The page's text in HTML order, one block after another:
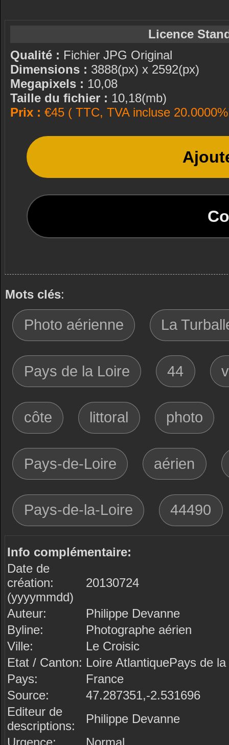
Licence
Qualité : Fichier JPG Original
Dimensions : 3888(px) x 2592(px)
Megapixels : 10,08
Taille du fichier : 10,18(mb)
Prix : €45 ( TTC, TVA incluse
Mots clés:
Photo aérienne La
Pays de la Loire 44
côte littoral photo
Pays-de-Loire aérien
Pays-de-la-Loire 44490
Info complémentaire:
Date de
création:
(yyyymmdd)
20130724
Auteur:
Philippe Devanne
Byline:
Photographe aérien
Ville:
Le Croisic
Etat / Canton: Loire AtlantiquePays de la
Pays:
France
Source:
47.287351,-2.531696
Editeur de
descriptions:
Philippe Devanne